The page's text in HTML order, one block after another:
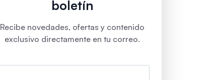
boletín
Recibe novedades, ofertas y contenido
exclusivo directamente en tu correo.